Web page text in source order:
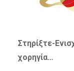
Στηρίξτε-
χορηγία…